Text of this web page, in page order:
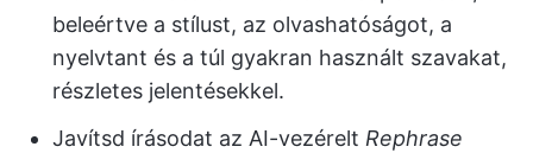
beleértve a stílust, az olvashatóságot, a
nyelvtant és a túl gyakran használt szavakat,
részletes jelentésekkel.
Javítsd írásodat az AI-vezérelt Rephrase